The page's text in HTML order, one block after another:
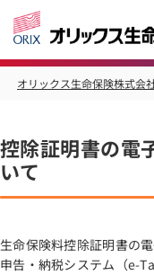
オリックス生命保険株式会
控除証明書の電
いて
生命保険料控除証明書の
申告・納税システム（e-